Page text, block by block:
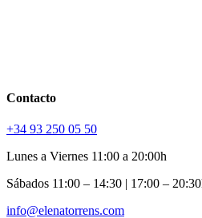
Contacto
+34 93 250 05 50
Lunes a Viernes 11:00 a 20:00h
Sábados 11:00 – 14:30 | 17:00 –
info@elenatorrens.com